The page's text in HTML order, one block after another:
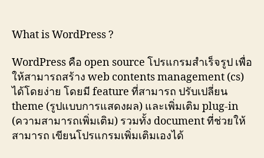
What is WordPress ?
WordPress คือ open source โปรแกรมสำเร็จรูป เพื่อ
ให้สามารถสร้าง web contents management (cs)
ได้โดยง่าย โดยมี feature ที่สามารถ ปรับเปลี่ยน
theme (รูปแบบการแสดงผล) และเพิ่มเติม plug-in
(ความสามารถเพิ่มเติม) รวมทั้ง document ที่ช่วยให้
สามารถ เขียนโปรแกรมเพิ่มเติมเองได้